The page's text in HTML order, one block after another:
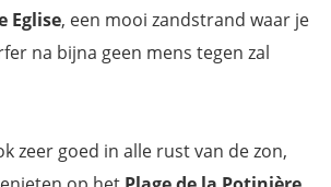
Eglise, een mooi zandstrand waar je
na bijna geen mens tegen zal
zeer goed in alle rust van de zon,